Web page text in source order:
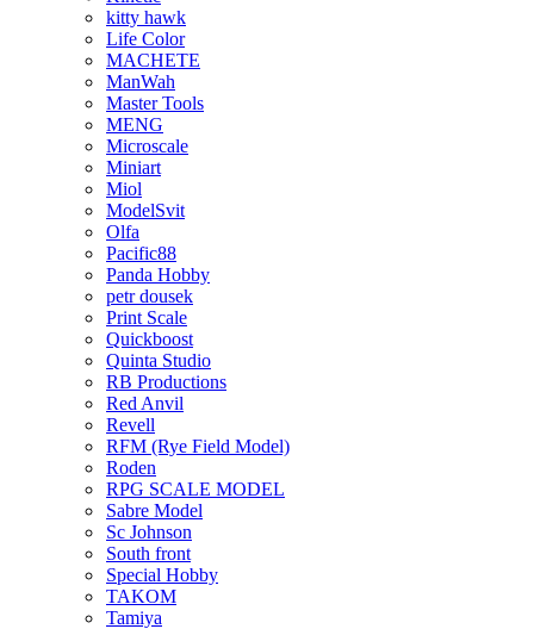
kitty hawk
Life Color
MACHETE
ManWah
Master Tools
MENG
Microscale
Miniart
Miol
ModelSvit
Olfa
Pacific88
Panda Hobby
petr dousek
Print Scale
Quickboost
Quinta Studio
RB Productions
Red Anvil
Revell
RFM (Rye Field Model)
Roden
RPG SCALE MODEL
Sabre Model
Sc Johnson
South front
Special Hobby
TAKOM
Tamiya